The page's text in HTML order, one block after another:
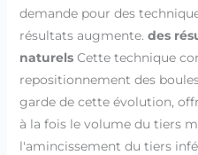
demande pour des
résultats augmente. des
naturelsCette technique
repositionnement des
garde de cette évolution,
à la fois le volume du tiers
l'amincissement du tiers